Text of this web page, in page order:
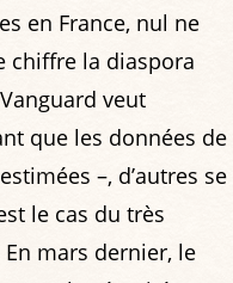
en France, nul ne
chiffre la diaspora
veut
que les données de
–, d’autres se
le cas du très
mars dernier, le